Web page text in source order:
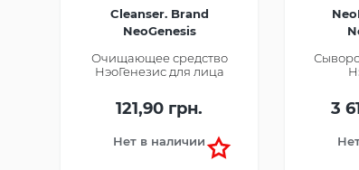
Cleanser. Brand
NeoGenesis
Очищающее средство
НэоГенезис для лица
121,90 грн.
Нет в наличии
3